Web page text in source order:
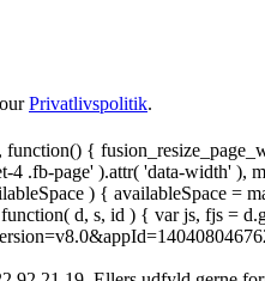
Privatlivspolitik.
{
.fb-page' ).attr( 'data-width'
) { availableSpace =
d, s, id ) { var js, fjs =